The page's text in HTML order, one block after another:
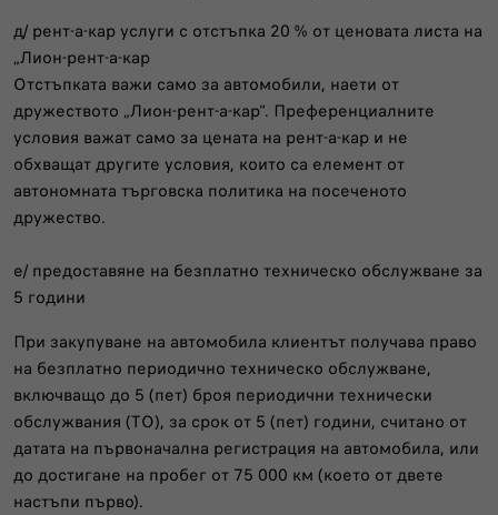
д/ рент-а-кар услуги с отстъпка 20 % от ценовата листа на
„Лион-рент-а-кар
Отстъпката важи само за автомобили, наети от
дружеството „Лион-рент-а-кар“. Преференциалните
условия важат само за цената на рент-а-кар и не
обхващат другите условия, които са елемент от
автономната търговска политика на посеченото
дружество.
e/ предоставяне на безплатно техническо обслужване за
5 години
При закупуване на автомобила клиентът получава право
на безплатно периодично техническо обслужване,
включващо до 5 (пет) броя периодични технически
обслужвания (ТО), за срок от 5 (пет) години, считано от
датата на първоначална регистрация на автомобила, или
до достигане на пробег от 75 000 км (което от двете
настъпи първо).